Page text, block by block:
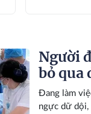
Người
bỏ qua
Đang làm
ngực dữ dội,